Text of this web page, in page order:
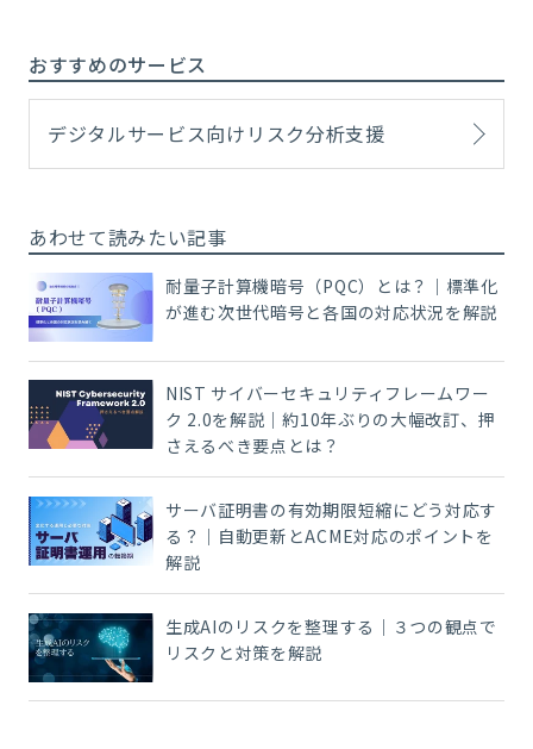
おすすめのサービス
デジタルサービス向けリスク分析支援
あわせて読みたい記事
耐量子計算機暗号（PQC）とは？｜標準化
が進む次世代暗号と各国の対応状況を解説
NIST サイバーセキュリティフレームワー
ク 2.0を解説｜約10年ぶりの大幅改訂、押
さえるべき要点とは？
サーバ証明書の有効期限短縮にどう対応す
る？｜自動更新とACME対応のポイントを
解説
生成AIのリスクを整理する｜３つの観点で
リスクと対策を解説